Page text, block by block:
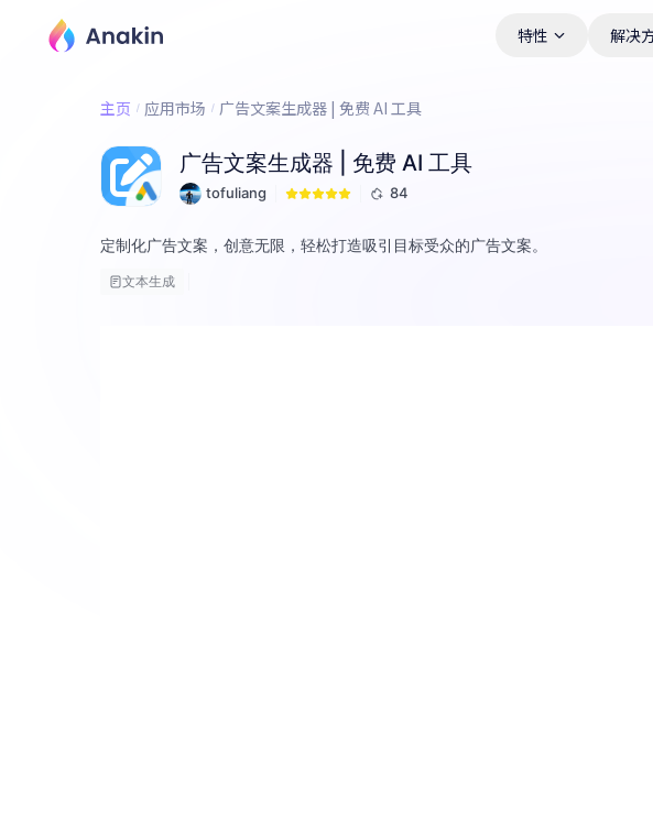
特性 解决
主页 应用市场 广告文案生成器 | 免费 AI 工具
广告文案生成器 | 免费 AI 工具
tofuliang 84
定制化广告文案，创意无限，轻松打造吸引目标受众的广告文案。
文本生成